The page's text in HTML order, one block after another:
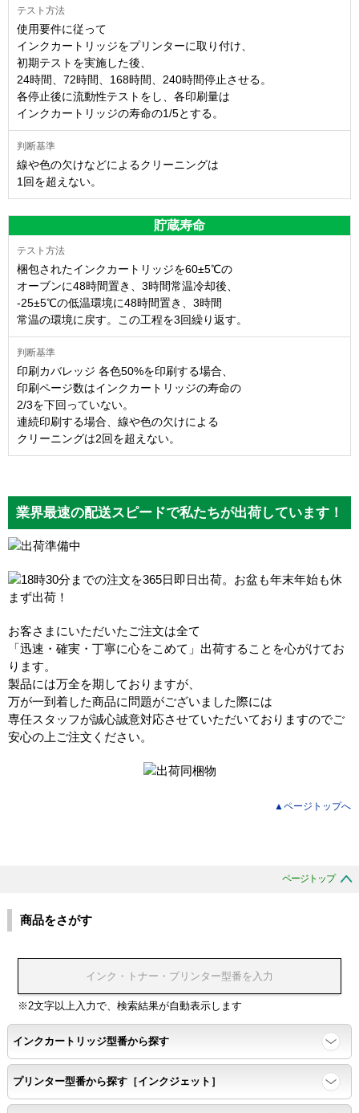
使用要件に従って
インクカートリッジをプリンターに取り付け、
初期テストを実施した後、
24時間、72時間、168時間、240時間停止させる。
各停止後に流動性テストをし、各印刷量は
インクカートリッジの寿命の1/5とする。
線や色の欠けなどによるクリーニングは
1回を超えない。
貯蔵寿命
梱包されたインクカートリッジを60±5℃の
オーブンに48時間置き、3時間常温冷却後、
-25±5℃の低温環境に48時間置き、3時間
常温の環境に戻す。この工程を3回繰り返す。
印刷カバレッジ 各色50%を印刷する場合、
印刷ページ数はインクカートリッジの寿命の
2/3を下回っていない。
連続印刷する場合、線や色の欠けによる
クリーニングは2回を超えない。
業界最速の配送スピードで私たちが出荷しています！
お客さまにいただいたご注文は全て
「迅速・確実・丁寧に心をこめて」出荷することを心がけてお
ります。
製品には万全を期しておりますが、
万が一到着した商品に問題がございました際には
専任スタッフが誠心誠意対応させていただいておりますのでご
安心の上ご注文ください。
▲ページトップへ
ページトップ
商品をさがす
※2文字以上入力で、検索結果が自動表示します
インクカートリッジ型番から探す
プリンター型番から探す［インクジェット］